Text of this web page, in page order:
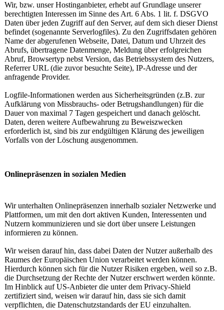
Wir, bzw. unser Hostinganbieter, erhebt auf Grundlage unserer
berechtigten Interessen im Sinne des Art. 6 Abs. 1 lit. f. DSGVO
Daten über jeden Zugriff auf den Server, auf dem sich dieser Dienst
befindet (sogenannte Serverlogfiles). Zu den Zugriffsdaten gehören
Name der abgerufenen Webseite, Datei, Datum und Uhrzeit des
Abrufs, übertragene Datenmenge, Meldung über erfolgreichen
Abruf, Browsertyp nebst Version, das Betriebssystem des Nutzers,
Referrer URL (die zuvor besuchte Seite), IP-Adresse und der
anfragende Provider.
Logfile-Informationen werden aus Sicherheitsgründen (z.B. zur
Aufklärung von Missbrauchs- oder Betrugshandlungen) für die
Dauer von maximal 7 Tagen gespeichert und danach gelöscht.
Daten, deren weitere Aufbewahrung zu Beweiszwecken
erforderlich ist, sind bis zur endgültigen Klärung des jeweiligen
Vorfalls von der Löschung ausgenommen.
Onlinepräsenzen in sozialen Medien
Wir unterhalten Onlinepräsenzen innerhalb sozialer Netzwerke und
Plattformen, um mit den dort aktiven Kunden, Interessenten und
Nutzern kommunizieren und sie dort über unsere Leistungen
informieren zu können.
Wir weisen darauf hin, dass dabei Daten der Nutzer außerhalb des
Raumes der Europäischen Union verarbeitet werden können.
Hierdurch können sich für die Nutzer Risiken ergeben, weil so z.B.
die Durchsetzung der Rechte der Nutzer erschwert werden könnte.
Im Hinblick auf US-Anbieter die unter dem Privacy-Shield
zertifiziert sind, weisen wir darauf hin, dass sie sich damit
verpflichten, die Datenschutzstandards der EU einzuhalten.